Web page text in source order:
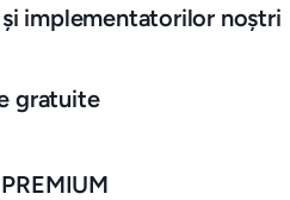
implementatorilor noștri
gratuite